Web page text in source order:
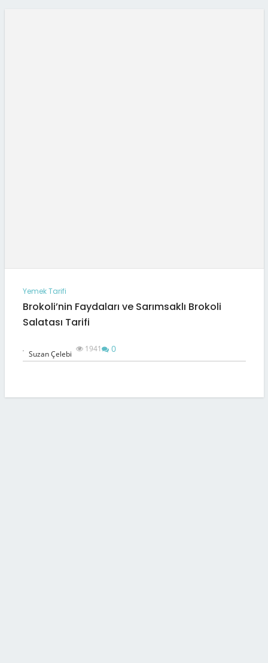
Yemek Tarifi
Brokoli’nin Faydaları ve Sarımsaklı Brokoli
Salatası Tarifi
.
Suzan Çelebi 0
1941